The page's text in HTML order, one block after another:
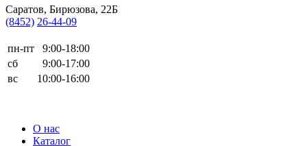
Саратов, Бирюзова, 22Б
(8452) 26-44-09
пн-пт
9:00-18:00
сб
9:00-17:00
вс
10:00-16:00
О нас
Каталог